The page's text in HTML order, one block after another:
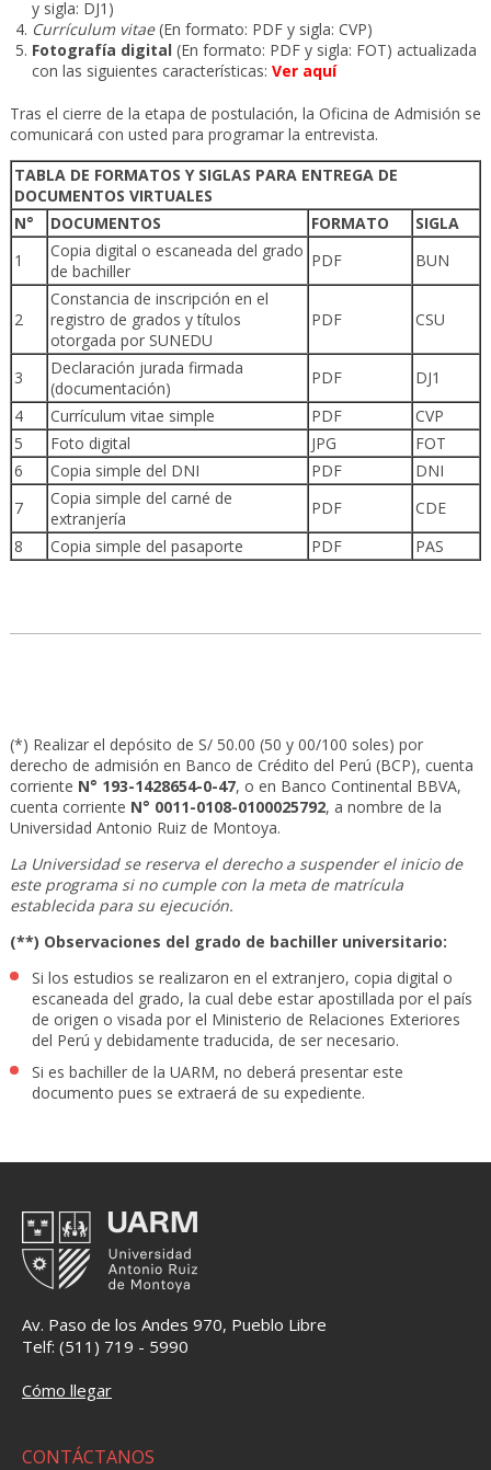
y sigla: DJ1)
Currículum vitae(En formato: PDF y sigla: CVP)
Fotografía digital (En formato: PDF y sigla: FOT) actualizada
con las siguientes características: Ver aquí
Tras el cierre de la etapa de postulación, la Oficina de Admisión se
comunicará con usted para programar la entrevista.
TABLA DE FORMATOS Y SIGLAS PARA ENTREGA DE
DOCUMENTOS VIRTUALES
N°
DOCUMENTOS FORMATO
SIGLA
1
Copia digital o escaneada del grado
de bachiller
PDF BUN
2
Constancia de inscripción en el
registro de grados y títulos
otorgada por SUNEDU
PDF CSU
3
Declaración jurada firmada
(documentación)
PDF
DJ1
4
Currículum vitae simple PDF
CVP
5
Foto digital JPG
FOT
6
Copia simple del DNI PDF
DNI
7
Copia simple del carné de
extranjería
PDF
CDE
8
Copia simple del pasaporte PDF PAS
(*) Realizar el depósito de S/ 50.00 (50 y 00/100 soles) por
derecho de admisión en Banco de Crédito del Perú (BCP), cuenta
corriente N° 193-1428654-0-47, o en Banco Continental BBVA,
cuenta corriente N° 0011-0108-0100025792, a nombre de la
Universidad Antonio Ruiz de Montoya.
La Universidad se reserva el derecho a suspender el inicio de
este programa si no cumple con la meta de matrícula
establecida para su ejecución.
(**) Observaciones del grado de bachiller universitario:
Si los estudios se realizaron en el extranjero, copia digital o
escaneada del grado, la cual debe estar apostillada por el país
de origen o visada por el Ministerio de Relaciones Exteriores
del Perú y debidamente traducida, de ser necesario.
Si es bachiller de la UARM, no deberá presentar este
documento pues se extraerá de su expediente.
Av. Paso de los Andes 970, Pueblo Libre
Telf: (511) 719 - 5990
Cómo llegar
CONTÁCTANOS